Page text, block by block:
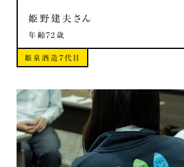
姫野建夫さん
年齢72歳
姫泉酒造７代目